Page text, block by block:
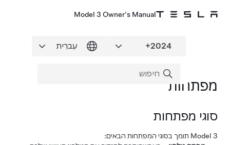
Model 3 Owner's Manual
מפתחות
סוגי מפתחות
Model 3תומך בסוגי המפתחות הבאים: